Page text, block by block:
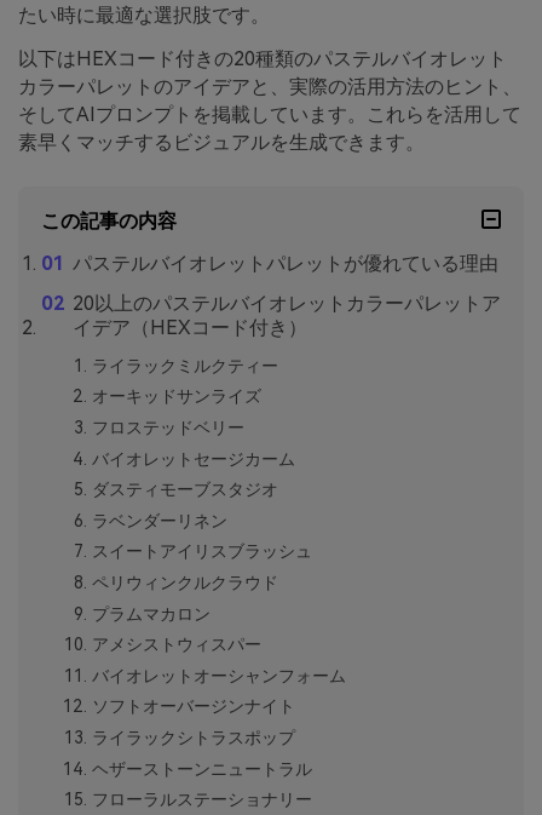
たい時に最適な選択肢です。
以下はHEXコード付きの20種類のパステルバイオレット
カラーパレットのアイデアと、実際の活用方法のヒント、
そしてAIプロンプトを掲載しています。これらを活用して
素早くマッチするビジュアルを生成できます。
この記事の内容
パステルバイオレットパレットが優れている理由
20以上のパステルバイオレットカラーパレットア
イデア（HEXコード付き）
ライラックミルクティー
オーキッドサンライズ
フロステッドベリー
バイオレットセージカーム
ダスティモーブスタジオ
ラベンダーリネン
スイートアイリスブラッシュ
ペリウィンクルクラウド
プラムマカロン
アメシストウィスパー
バイオレットオーシャンフォーム
ソフトオーバージンナイト
ライラックシトラスポップ
ヘザーストーンニュートラル
フローラルステーショナリー